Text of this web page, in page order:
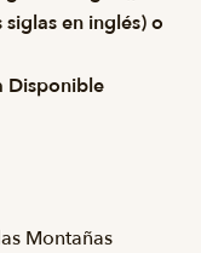
en inglés) o
Disponible
Montañas